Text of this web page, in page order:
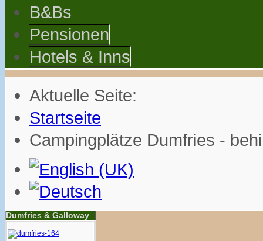
B&Bs
Pensionen
Hotels & Inns
Aktuelle Seite:
Startseite
Campingplätze Dumfries -
Dumfries & Galloway